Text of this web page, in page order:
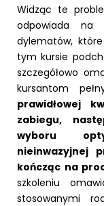
Widząc te
odpowiada na
dylematów,
tym kursie
szczegółowo
kursantom
prawidłowej
zabiegu,
wyboru
nieinwazyjnej
kończąc na
szkoleniu
stosowanymi